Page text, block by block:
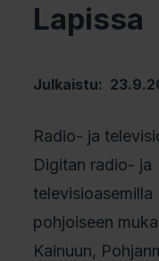
Lapissa
Julkaistu:
Radio- ja
Digitan radio- ja
pohjoiseen
Kainuun,